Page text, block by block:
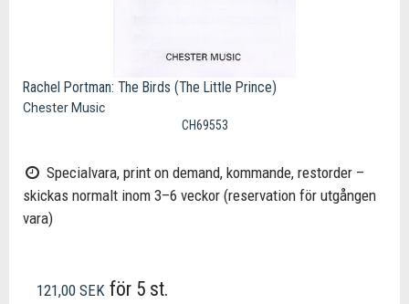
Rachel Portman: The Birds (The Little Prince)
Chester Music
CH69553
Specialvara, print on demand, kommande, restorder –
skickas normalt inom 3–6 veckor (reservation för utgången
vara)
121,00 SEK för 5 st.